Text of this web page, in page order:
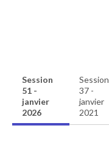
Session
51 -
janvier
2026
Session
37 -
janvier
2021